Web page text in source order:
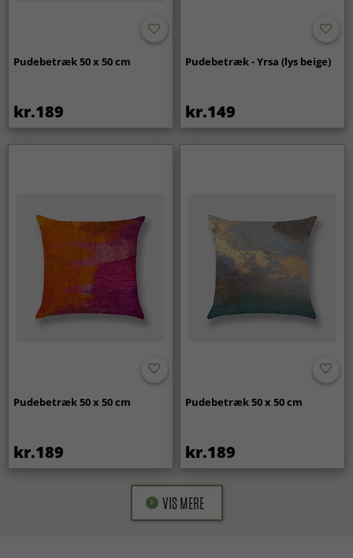
Pudebetræk 50 x 50 cm
kr.189
Pudebetræk - Yrsa (lys beige)
kr.149
Pudebetræk 50 x 50 cm
kr.189
Pudebetræk 50 x 50 cm
kr.189
VIS MERE